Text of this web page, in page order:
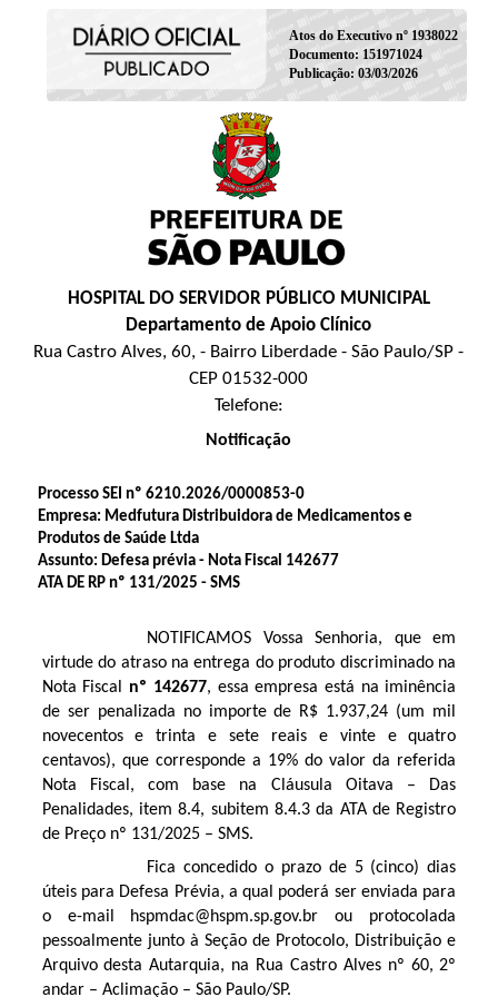
Atos do Executivo nº 1938022
Documento: 151971024
Publicação: 03/03/2026
HOSPITAL DO SERVIDOR PÚBLICO MUNICIPAL
Departamento de Apoio Clínico
Rua Castro Alves, 60, - Bairro Liberdade - São Paulo/SP -
CEP 01532-000
Telefone:
Notificação
Processo SEI nº 6210.2026/0000853-0
Empresa: Medfutura Distribuidora de Medicamentos e
Produtos de Saúde Ltda
Assunto: Defesa prévia - Nota Fiscal 142677
ATA DE RP nº 131/2025 - SMS
NOTIFICAMOS Vossa Senhoria, que em
virtude do atraso na entrega do produto discriminado na
Nota Fiscal nº 142677, essa empresa está na iminência
de ser penalizada no importe de R$ 1.937,24 (um mil
novecentos e trinta e sete reais e vinte e quatro
centavos), que corresponde a 19% do valor da referida
Nota Fiscal, com base na Cláusula Oitava – Das
Penalidades, item 8.4, subitem 8.4.3 da ATA de Registro
de Preço nº 131/2025 – SMS.
Fica concedido o prazo de 5 (cinco) dias
úteis para Defesa Prévia, a qual poderá ser enviada para
o e-mail hspmdac@hspm.sp.gov.br ou protocolada
pessoalmente junto à Seção de Protocolo, Distribuição e
Arquivo desta Autarquia, na Rua Castro Alves nº 60, 2º
andar – Aclimação – São Paulo/SP.